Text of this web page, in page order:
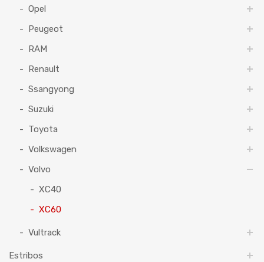
Opel
Peugeot
RAM
Renault
Ssangyong
Suzuki
Toyota
Volkswagen
Volvo
XC40
XC60
Vultrack
Estribos